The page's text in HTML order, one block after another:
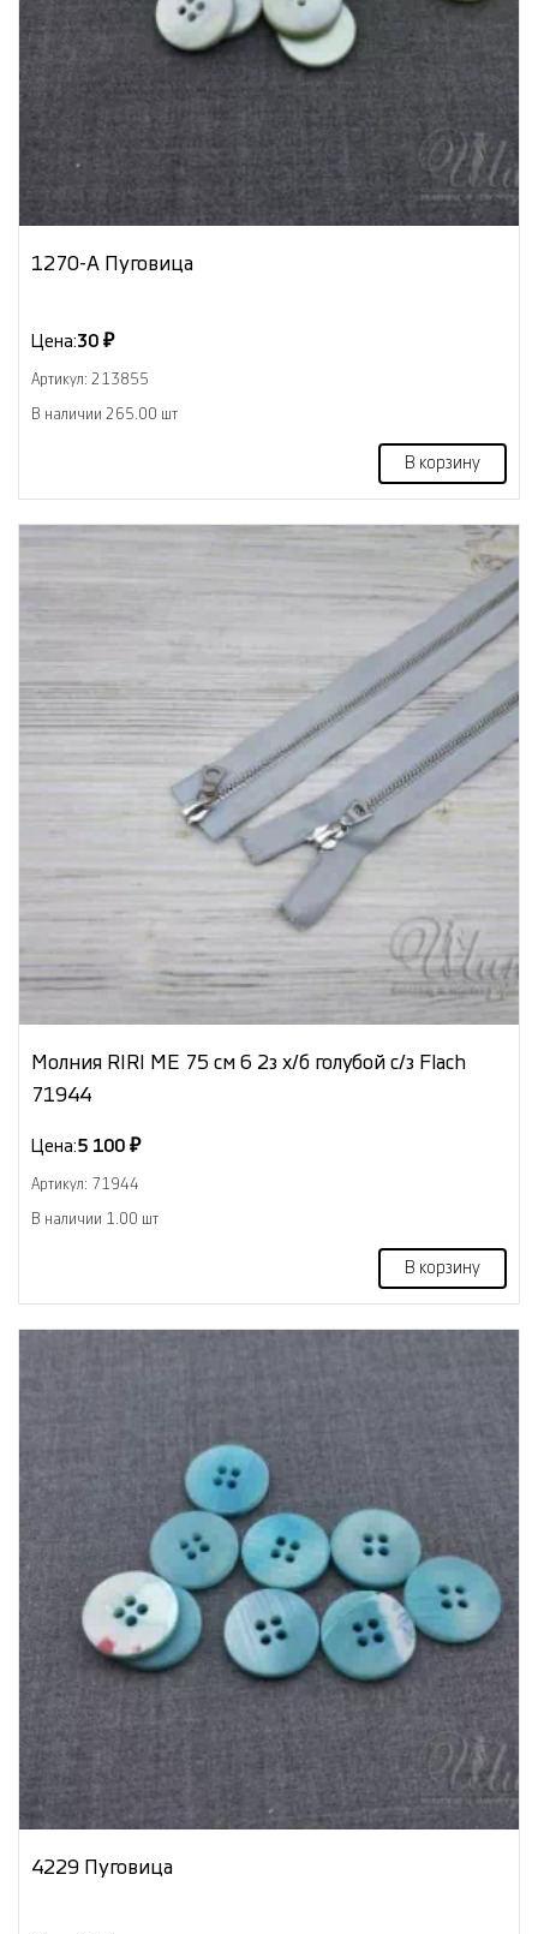
1270-А Пуговица
Цена:30 ₽
Артикул: 213855
В наличии 265.00 шт
В корзину
Молния RIRI МЕ 75 см 6 2з х/б голубой с/з Flach
71944
Цена:5 100 ₽
Артикул: 71944
В наличии 1.00 шт
В корзину
4229 Пуговица